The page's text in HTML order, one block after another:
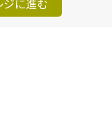
ジに進む